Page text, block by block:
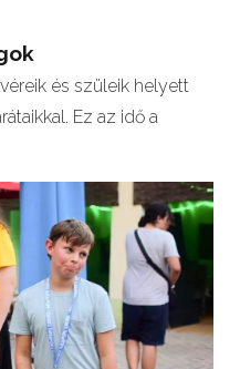
és szüleik helyett
Ez az idő a